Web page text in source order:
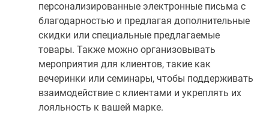
персонализированные электронные письма с
благодарностью и предлагая дополнительные
скидки или специальные предлагаемые
товары. Также можно организовывать
мероприятия для клиентов, такие как
вечеринки или семинары, чтобы поддерживать
взаимодействие с клиентами и укреплять их
лояльность к вашей марке.